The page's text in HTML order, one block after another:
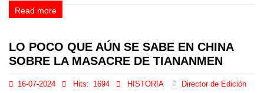
Read more
LO POCO QUE AÚN SE SABE EN CHINA
SOBRE LA MASACRE DE TIANANMEN
16-07-2024 Hits: 1694 HISTORIA Director de Edición